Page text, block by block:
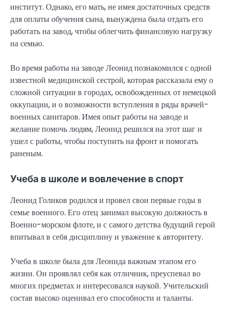
институт. Однако, его мать, не имея достаточных средств
для оплаты обучения сына, вынуждена была отдать его
работать на завод, чтобы облегчить финансовую нагрузку
на семью.
Во время работы на заводе Леонид познакомился с одной
известной медицинской сестрой, которая рассказала ему о
сложной ситуации в городах, освобожденных от немецкой
оккупации, и о возможности вступления в ряды врачей-
военных санитаров. Имея опыт работы на заводе и
желание помочь людям, Леонид решился на этот шаг и
ушел с работы, чтобы поступить на фронт и помогать
раненым.
Учеба в школе и вовлечение в спорт
Леонид Голиков родился и провел свои первые годы в
семье военного. Его отец занимал высокую должность в
Военно-морском флоте, и с самого детства будущий герой
впитывал в себя дисциплину и уважение к авторитету.
Учеба в школе была для Леонида важным этапом его
жизни. Он проявлял себя как отличник, преуспевал во
многих предметах и интересовался наукой. Учительский
состав высоко оценивал его способности и таланты.